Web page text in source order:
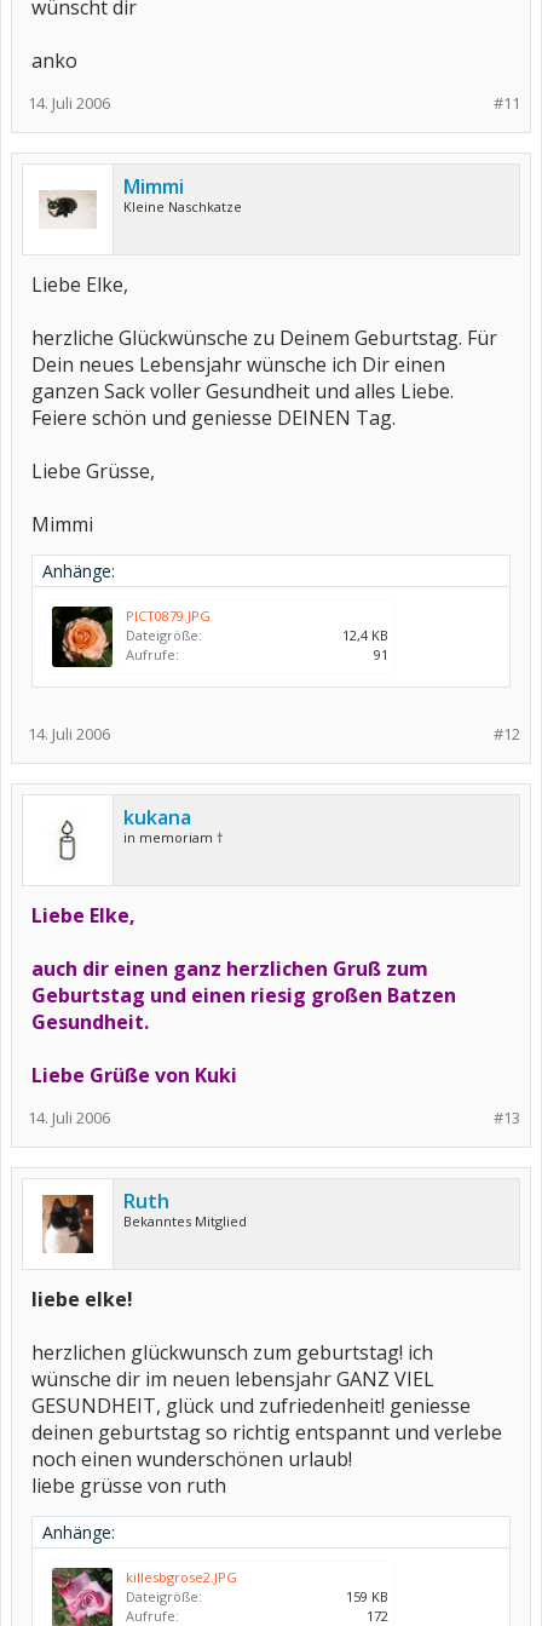
wünscht dir
anko
#11
14. Juli 2006
Mimmi
Kleine Naschkatze
Liebe Elke,
herzliche Glückwünsche zu Deinem Geburtstag. Für
Dein neues Lebensjahr wünsche ich Dir einen
ganzen Sack voller Gesundheit und alles Liebe.
Feiere schön und geniesse DEINEN Tag.
Liebe Grüsse,
Mimmi
Anhänge:
PICT0879.JPG
Dateigröße:
12,4 KB
Aufrufe:
91
#12
14. Juli 2006
kukana
in memoriam †
Liebe Elke,
auch dir einen ganz herzlichen Gruß zum
Geburtstag und einen riesig großen Batzen
Gesundheit.
Liebe Grüße von Kuki
#13
14. Juli 2006
Ruth
Bekanntes Mitglied
liebe elke!
herzlichen glückwunsch zum geburtstag! ich
wünsche dir im neuen lebensjahr GANZ VIEL
GESUNDHEIT, glück und zufriedenheit! geniesse
deinen geburtstag so richtig entspannt und verlebe
noch einen wunderschönen urlaub!
liebe grüsse von ruth
Anhänge:
killesbgrose2.JPG
Dateigröße:
159 KB
Aufrufe:
172